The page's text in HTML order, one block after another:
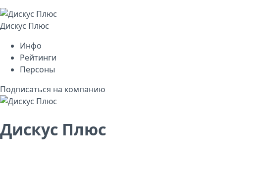
Дискус Плюс
Инфо
Рейтинги
Персоны
Подписаться на компанию
Дискус Плюс